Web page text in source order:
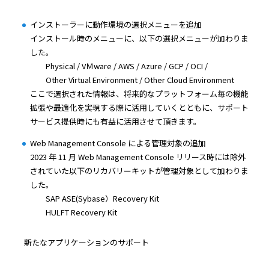
インストーラーに動作環境の選択メニューを追加
インストール時のメニューに、以下の選択メニューが加わりま
した。
Physical / VＭware / AWS / Azure / GCP / OCI /
Other Virtual Environment / Other Cloud Environment
ここで選択された情報は、将来的なプラットフォーム毎の機能
拡張や最適化を実現する際に活用していくとともに、サポート
サービス提供時にも有益に活用させて頂きます。
Web Management Console による管理対象の追加
2023 年 11 月 Web Management Console リリース時には除外
されていた以下のリカバリーキットが管理対象として加わりま
した。
SAP ASE(Sybase）Recovery Kit
HULFT Recovery Kit
新たなアプリケーションのサポート